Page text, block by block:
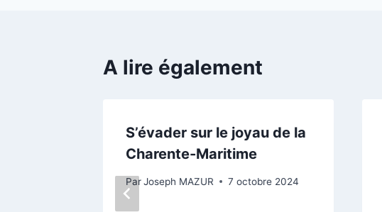
A lire également
S’évader sur le joyau de la
Charente-Maritime
ParJoseph MAZUR 7 octobre 2024